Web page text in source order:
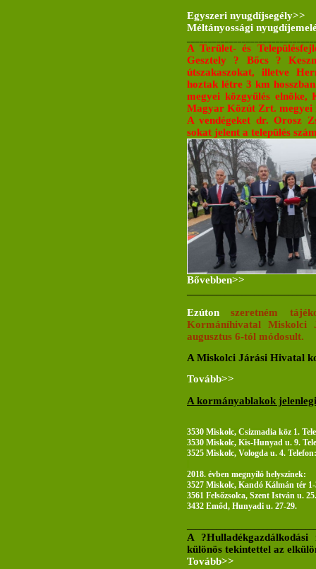
Egyszeri nyugdíjsegély>>
Méltányossági
A Terület- és
Gesztely ? Bőcs ?
útszakaszokat, illetve
hoztak létre 3 km
megyei közgyűlés elnöke,
Magyar Közút Zrt. megyei
A vendégeket dr. Orosz
sokat jelent a település
Bővebben>>
Ezútonszeretném
Kormáníhivatal Miskolci
augusztus 6-tól módosult.
A Miskolci Járási Hivatal
Tovább>>
A kormányablakok
3530 Miskolc, Csizmadia köz 1.
3530 Miskolc, Kis-Hunyad u. 9.
3525 Miskolc, Vologda u. 4.
2018. évben megnyíló helyszínek:
3527 Miskolc, Kandó Kálmán tér
3561 Felsőzsolca, Szent István u. 25.
3432 Emőd, Hunyadi u. 27-29.
A
különös tekintettel az
Tovább>>